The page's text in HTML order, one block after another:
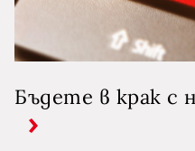
Бъдете в крак с